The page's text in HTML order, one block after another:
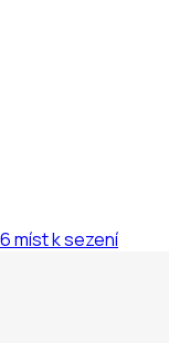
míst k sezení